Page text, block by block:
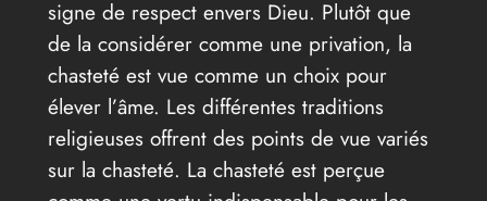
signe de respect envers Dieu. Plutôt que
de la considérer comme une privation, la
chasteté est vue comme un choix pour
élever l’âme. Les différentes traditions
religieuses offrent des points de vue variés
sur la chasteté. La chasteté est perçue